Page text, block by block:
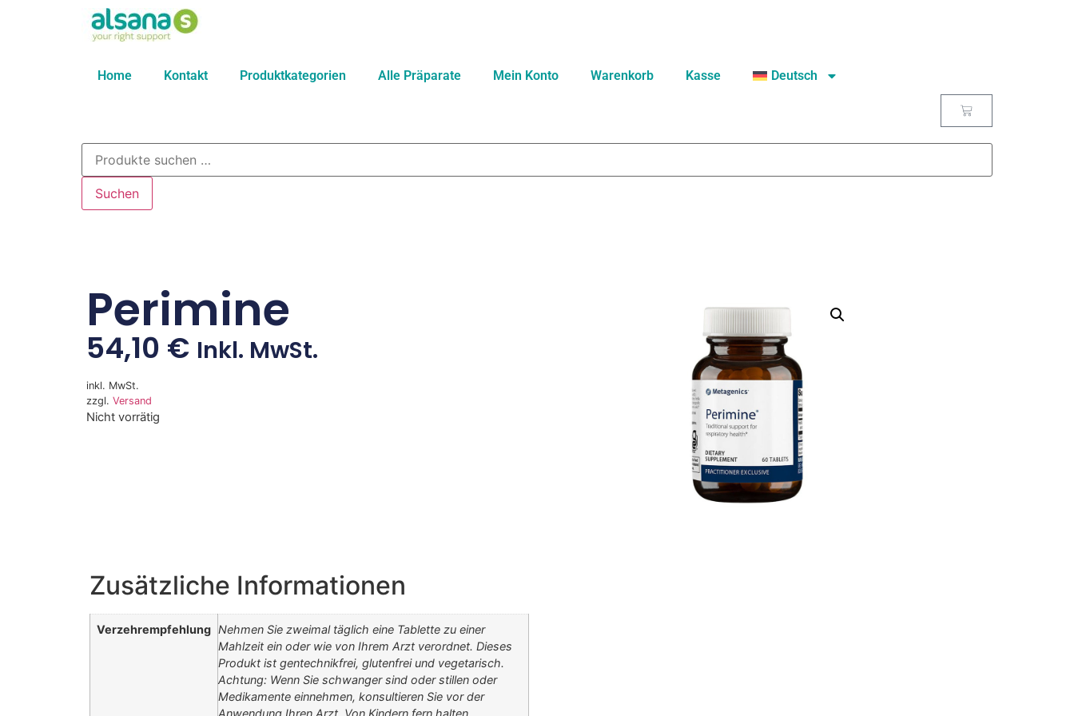
Home Kontakt Produktkategorien Alle Präparate Mein Konto Warenkorb Kasse Deutsch
Suchen
Perimine
54,10 € Inkl. MwSt.
inkl. MwSt.
zzgl. Versand
Nicht vorrätig
Zusätzliche Informationen
Verzehrempfehlung Nehmen Sie zweimal täglich eine Tablette zu einer
Mahlzeit ein oder wie von Ihrem Arzt verordnet. Dieses
Produkt ist gentechnikfrei, glutenfrei und vegetarisch.
Achtung: Wenn Sie schwanger sind oder stillen oder
Medikamente einnehmen, konsultieren Sie vor der
Anwendung Ihren Arzt. Von Kindern fern halten.